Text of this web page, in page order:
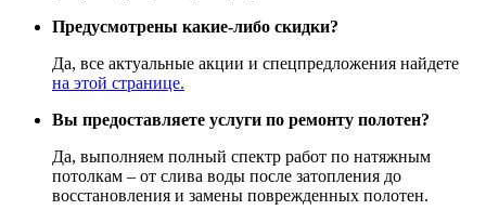
Предусмотрены какие-либо скидки?
Да, все актуальные акции и спецпредложения найдете
на этой странице.
Вы предоставляете услуги по ремонту полотен?
Да, выполняем полный спектр работ по натяжным
потолкам – от слива воды после затопления до
восстановления и замены поврежденных полотен.